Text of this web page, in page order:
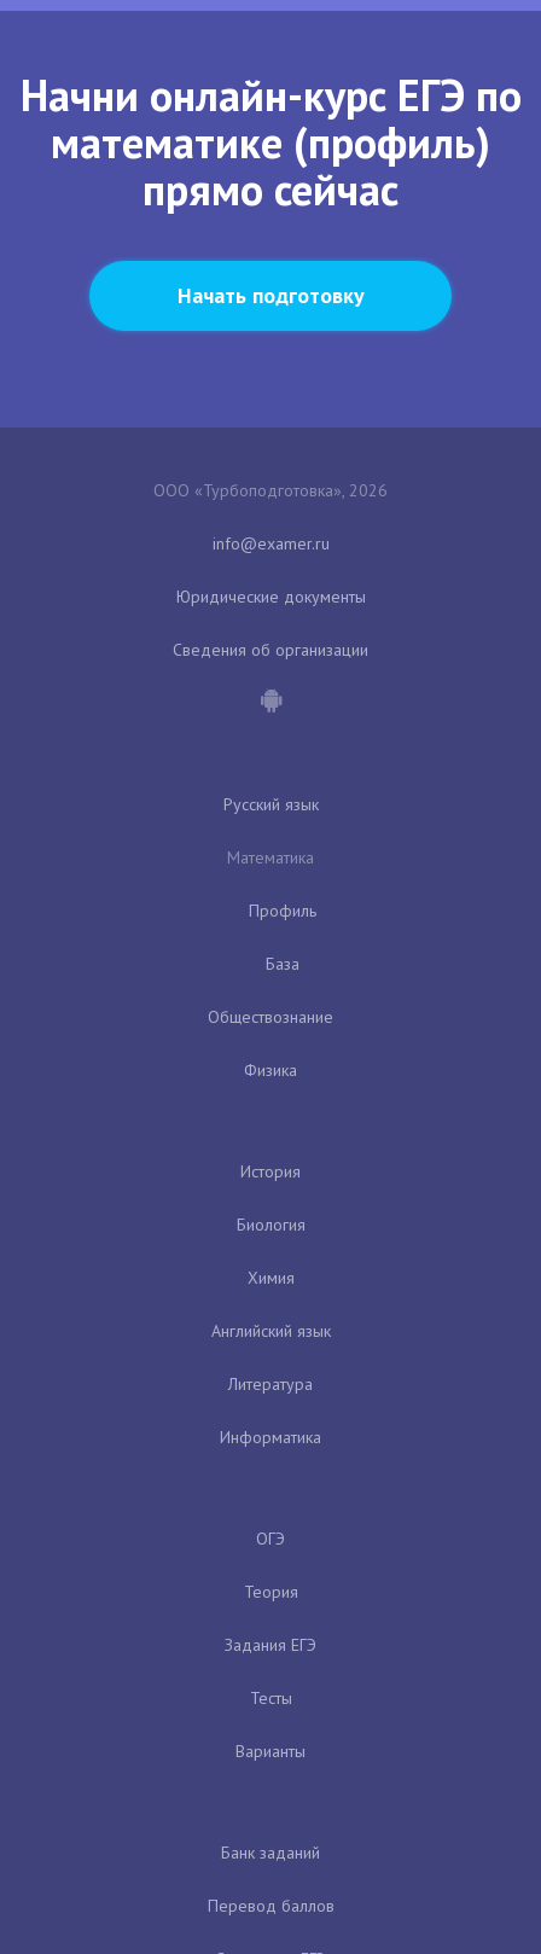
Начни онлайн-курс ЕГЭ по
математике (профиль)
прямо сейчас
Начать подготовку
ООО «Турбоподготовка», 2026
Юридические документы
Сведения об организации
Русский язык
Математика
Профиль
База
Обществознание
Физика
История
Биология
Химия
Английский язык
Литература
Информатика
ОГЭ
Теория
Задания ЕГЭ
Тесты
Варианты
Банк заданий
Перевод баллов